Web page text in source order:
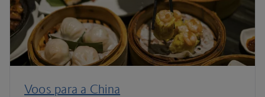
Voos para a China